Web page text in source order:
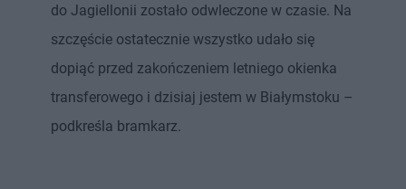
do Jagiellonii zostało odwleczone w czasie. Na
szczęście ostatecznie wszystko udało się
dopiąć przed zakończeniem letniego okienka
transferowego i dzisiaj jestem w Białymstoku –
podkreśla bramkarz.